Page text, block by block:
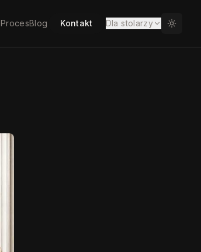
ProcesBlog Kontakt Dla stolarzy